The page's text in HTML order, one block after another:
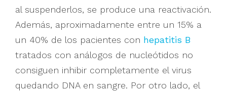
al suspenderlos, se produce una reactivación.
Además, aproximadamente entre un 15% a
un 40% de los pacientes con hepatitis B
tratados con análogos de nucleótidos no
consiguen inhibir completamente el virus
quedando DNA en sangre. Por otro lado, el